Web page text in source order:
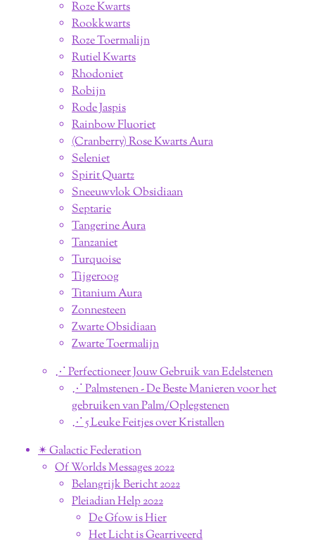
Roze Kwarts
Rookkwarts
Roze Toermalijn
Rutiel Kwarts
Rhodoniet
Robijn
Rode Jaspis
Rainbow Fluoriet
(Cranberry) Rose Kwarts Aura
Seleniet
Spirit Quartz
Sneeuwvlok Obsidiaan
Septarie
Tangerine Aura
Tanzaniet
Turquoise
Tijgeroog
Titanium Aura
Zonnesteen
Zwarte Obsidiaan
Zwarte Toermalijn
⋰ Perfectioneer Jouw Gebruik van Edelstenen
⋰ Palmstenen - De Beste Manieren voor het
gebruiken van Palm/Oplegstenen
⋰ 5 Leuke Feitjes over Kristallen
✴︎ Galactic Federation
Of Worlds Messages 2022
Belangrijk Bericht 2022
Pleiadian Help 2022
De Gfow is Hier
Het Licht is Gearriveerd